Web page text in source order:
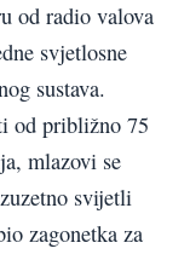
od radio valova
svjetlosne
sustava.
od približno 75
mlazovi se
svijetli
zagonetka za